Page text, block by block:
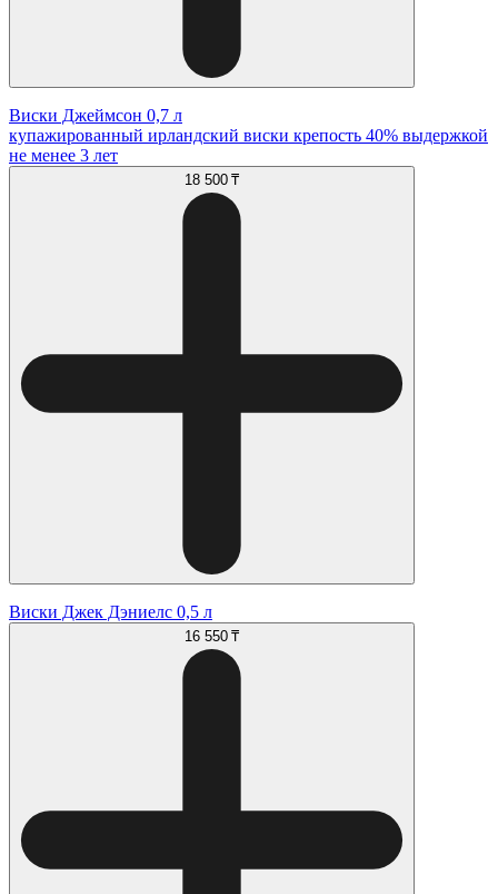
Виски Джеймсон 0,7 л
купажированный ирландский виски крепость 40% выдержкой
не менее 3 лет
18 500 ₸
Виски Джек Дэниелс 0,5 л
16 550 ₸